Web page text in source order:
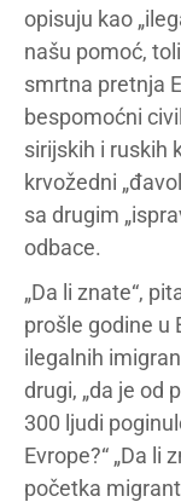
opisuju kao
našu pomoć,
smrtna pretnja
bespomoćni
sirijskih i ruskih
krvožedni
sa drugim
odbace.
„Da li znate“,
prošle godine u
ilegalnih
drugi, „da je od
300 ljudi
Evrope?“ „Da li
početka